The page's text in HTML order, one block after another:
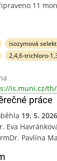
11
isozymová
2,4,6-trichloro-
is.muni.cz/
práce
19. 5. 2026
Eva
Pavlína